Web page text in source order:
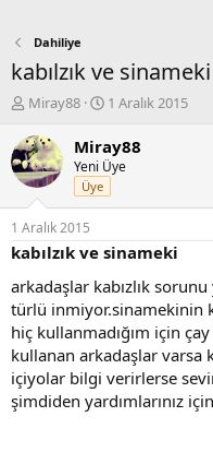
Dahiliye
kabılzık ve sinameki
K
n
b
u
y
b
a
ş
l
a
t
a
n
Miray88
B
ş
l
a
n
ı
ç
a
r
i
h
i
1 Aralık 2015
Miray88
Yeni Üye
Üye
1 Aralık 2015
kabılzık ve sinameki
arkadaşlar kabızlık
türlü inmiyor.sinamekinin
hiç kullanmadığım için
kullanan arkadaşlar varsa
içiyolar bilgi verirlerse
şimdiden yardımlarınız